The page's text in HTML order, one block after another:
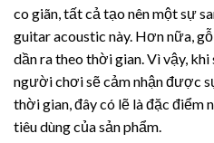
co giãn, tất cả tạo nên một sự
guitar acoustic này. Hơn nữa,
dần ra theo thời gian. Vì vậy,
người chơi sẽ cảm nhận được
thời gian, đây có lẽ là đặc điểm
tiêu dùng của sản phẩm.